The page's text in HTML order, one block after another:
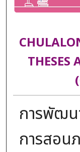
THESES
การพัฒน
การสอน